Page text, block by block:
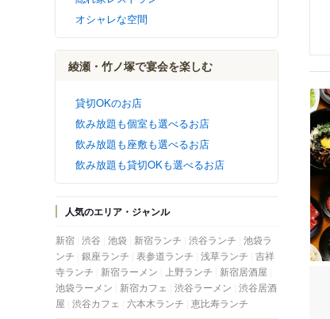
オシャレな空間
綾瀬・竹ノ塚で宴会を楽しむ
貸切OKのお店
飲み放題も個室も選べるお店
飲み放題も座敷も選べるお店
飲み放題も貸切OKも選べるお店
人気のエリア・ジャンル
新宿 渋谷 池袋 新宿ランチ 渋谷ランチ 池袋ラ
ンチ 銀座ランチ 表参道ランチ 浅草ランチ 吉祥
寺ランチ
新宿ラーメン 上野ランチ
新宿居酒屋
池袋ラーメン
新宿カフェ 渋谷ラーメン 渋谷居酒
屋 渋谷カフェ 六本木ランチ 恵比寿ランチ